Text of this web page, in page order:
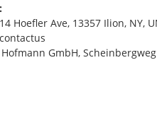
Hoefler Ave, 13357 Ilion, NY,
GmbH,